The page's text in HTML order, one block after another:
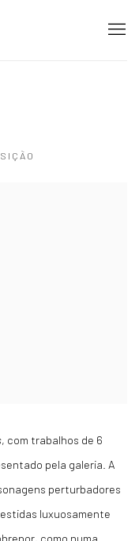
, com trabalhos de 6
pela galeria. A
perturbadores
luxuosamente
como numa